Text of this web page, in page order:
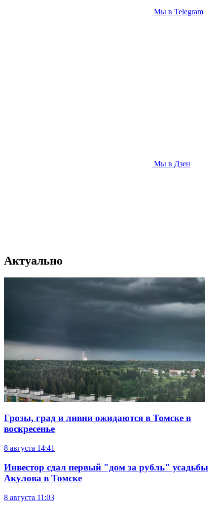
Мы в Telegram
Мы в Дзен
Актуально
Грозы, град и ливни ожидаются в Томске в
воскресенье
8 августа 14:41
Инвестор сдал первый "дом за рубль" усадьбы
Акулова в Томске
8 августа 11:03